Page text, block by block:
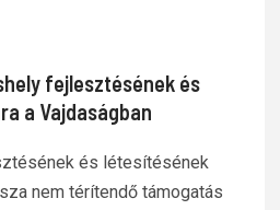
fejlesztésének és
a Vajdaságban
és létesítésének
nem térítendő támogatás